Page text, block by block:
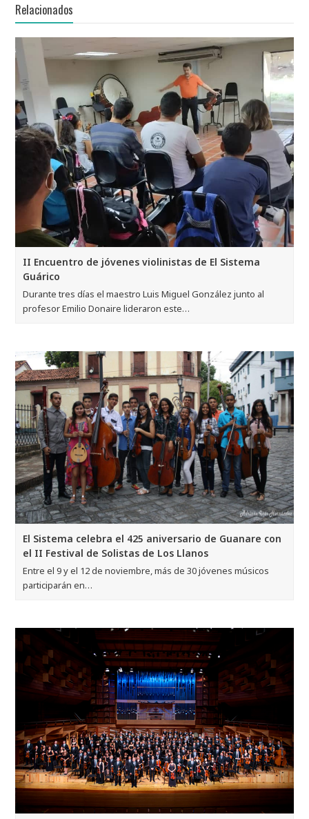
Relacionados
II Encuentro de jóvenes violinistas de El Sistema
Guárico
Durante tres días el maestro Luis Miguel González junto al
profesor Emilio Donaire lideraron este…
El Sistema celebra el 425 aniversario de Guanare con
el II Festival de Solistas de Los Llanos
Entre el 9 y el 12 de noviembre, más de 30 jóvenes músicos
participarán en…